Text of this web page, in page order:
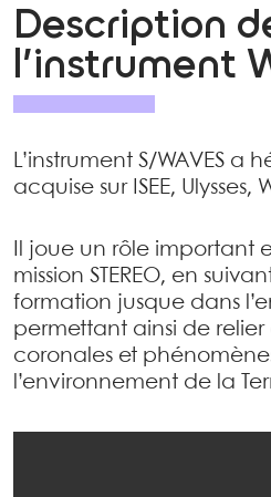
Description
l’instrument
L’instrument S/WAVES a
acquise sur ISEE, Ulysses,
Il joue un rôle important
mission STEREO, en
formation jusque dans
permettant ainsi de relier
coronales et
l’environnement de la